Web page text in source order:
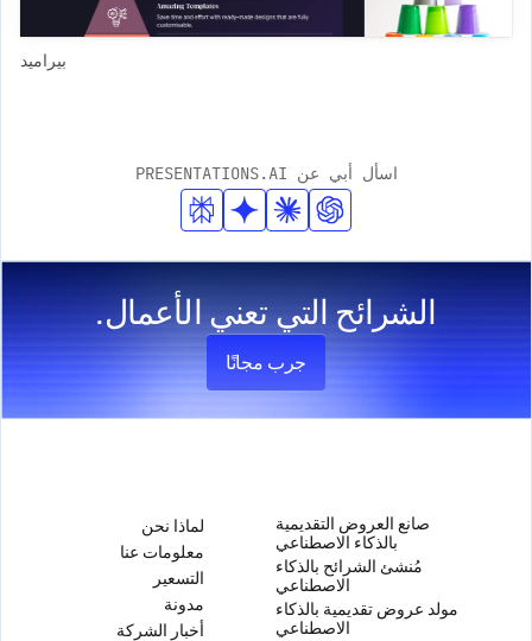
بيراميد
اسأل أبي عن PRESENTATIONS.AI
الشرائح التي تعني الأعمال.
جرب مجانًا
صانع العروض التقديمية
بالذكاء الاصطناعي
مُنشئ الشرائح بالذكاء
الاصطناعي
مولد عروض تقديمية بالذكاء
الاصطناعي
لماذا نحن
معلومات عنا
التسعير
مدونة
أخبار الشركة